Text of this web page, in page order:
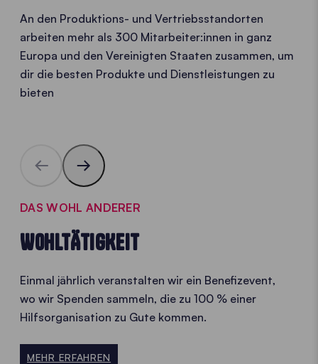
An den Produktions- und Vertriebsstandorten
arbeiten mehr als 300 Mitarbeiter:innen in ganz
Europa und den Vereinigten Staaten zusammen, um
dir die besten Produkte und Dienstleistungen zu
bieten
DAS WOHL ANDERER
WOHLTÄTIGKEIT
Einmal jährlich veranstalten wir ein Benefizevent,
wo wir Spenden sammeln, die zu 100 % einer
Hilfsorganisation zu Gute kommen.
MEHR ERFAHREN